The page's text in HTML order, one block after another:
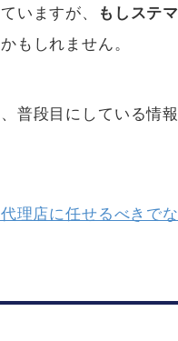
いますが、
もしステ
かもしれません。
普段目にしている情
理店に任せるべきで